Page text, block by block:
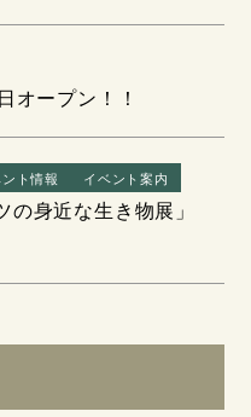
オープン！！
ト情報 イベント案内
身近な生き物展」